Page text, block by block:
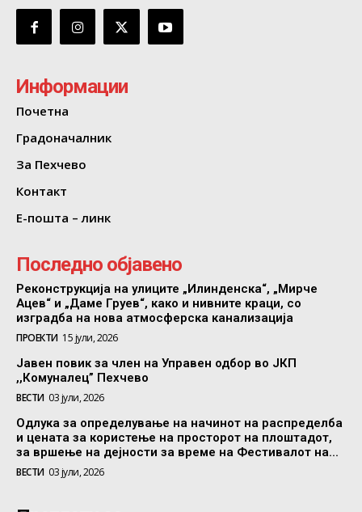
Информации
Почетна
Градоначалник
За Пехчево
Контакт
Е-пошта – линк
Последно објавено
Реконструкција на улиците „Илинденска“, „Мирче
Ацев“ и „Даме Груев“, како и нивните краци, со
изградба на нова атмосферска канализација
ПРОЕКТИ 15 јули, 2026
Јавен повик за член на Управен одбор во ЈКП
,,Комуналец” Пехчево
ВЕСТИ 03 јули, 2026
Одлука за определување на начинот на распределба
и цената за користење на просторот на плоштадот,
за вршење на дејности за време на Фестивалот на...
ВЕСТИ 03 јули, 2026